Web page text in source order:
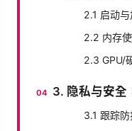
2.1 启动
2.2 内存
2.3 GPU/
3. 隐私与安全
3.1 跟踪